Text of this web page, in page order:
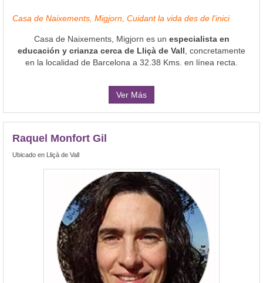
Casa de Naixements, Migjorn, Cuidant la vida des de l'inici
Casa de Naixements, Migjorn es un especialista en
educación y crianza cerca de Lliçà de Vall , concretamente
en la localidad de Barcelona a 32.38 Kms. en línea recta.
Ver Más
Raquel Monfort Gil
Ubicado en Lliçà de Vall